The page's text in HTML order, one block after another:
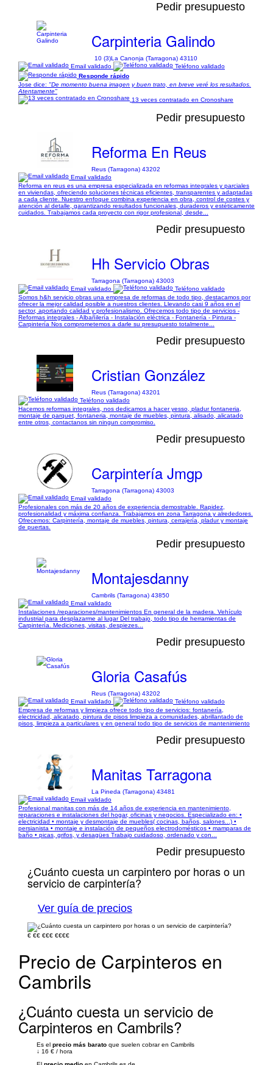
Pedir presupuesto
Carpinteria Galindo
10 (3)La Canonja (Tarragona) 43110
Email validado
Teléfono validado
Responde rápido
Jose dice: "De momento buena imagen y buen trato, en breve veré los resultados.
Atentamente"
13 veces contratado en Cronoshare
Pedir presupuesto
Reforma En Reus
Reus (Tarragona) 43202
Email validado
Reforma en reus es una empresa especializada en reformas integrales y parciales
en viviendas, ofreciendo soluciones técnicas eficientes, transparentes y adaptadas
a cada cliente. Nuestro enfoque combina experiencia en obra, control de costes y
atención al detalle, garantizando resultados funcionales, duraderos y estéticamente
cuidados. Trabajamos cada proyecto con rigor profesional, desde...
Pedir presupuesto
Hh Servicio Obras
Tarragona (Tarragona) 43003
Email validado
Teléfono validado
Somos h&h servicio obras una empresa de reformas de todo tipo, destacamos por
ofrecer la mejor calidad posible a nuestros clientes. Llevando casi 9 años en el
sector, aportando calidad y profesionalismo. Ofrecemos todo tipo de servicios -
Reformas integrales - Albañilería - Instalación eléctrica - Fontanería - Pintura -
Carpintería Nos comprometemos a darle su presupuesto totalmente...
Pedir presupuesto
Cristian González
Reus (Tarragona) 43201
Teléfono validado
Hacemos reformas integrales, nos dedicamos a hacer yesso, pladur fontaneria,
montaje de parquet, fontaneria, montaje de muebles, pintura, alisado, alicatado
entre otros, contactanos sin ningun compromiso.
Pedir presupuesto
Carpintería Jmgp
Tarragona (Tarragona) 43003
Email validado
Profesionales con más de 20 años de experiencia demostrable. Rapidez,
profesionalidad y máxima confianza. Trabajamos en zona Tarragona y alrededores.
Ofrecemos: Carpintería, montaje de muebles, pintura, cerrajería, pladur y montaje
de puertas.
Pedir presupuesto
Montajesdanny
Cambrils (Tarragona) 43850
Email validado
Instalaciones /reparaciones/mantenimientos En general de la madera. Vehículo
industrial para desplazarme al lugar Del trabajo, todo tipo de herramientas de
Carpintería. Mediciones, visitas, despiezes...
Pedir presupuesto
Gloria Casafús
Reus (Tarragona) 43202
Email validado
Teléfono validado
Empresa de reformas y limpieza ofrece todo tipo de servicios: fontanería,
electricidad, alicatado, pintura de pisos limpieza a comunidades, abrillantado de
pisos, limpieza a particulares y en general todo tipo de servicios de mantenimiento
Pedir presupuesto
Manitas Tarragona
La Pineda (Tarragona) 43481
Email validado
Profesional manitas con más de 14 años de experiencia en mantenimiento,
reparaciones e instalaciones del hogar, oficinas y negocios. Especializado en: •
electricidad • montaje y desmontaje de muebles( cocinas, baños, salones...) •
persianista • montaje e instalación de pequeños electrodomésticos • mamparas de
baño • picas, grifos, y desagües Trabajo cuidadoso, ordenado y con...
Pedir presupuesto
¿Cuánto cuesta un carpintero por horas o un
servicio de carpintería?
Ver guía de precios
€ €€ €€€ €€€€
Precio de Carpinteros en
Cambrils
¿Cuánto cuesta un servicio de
Carpinteros en Cambrils?
Es el precio más barato que suelen cobrar en Cambrils
↓ 16 € / hora